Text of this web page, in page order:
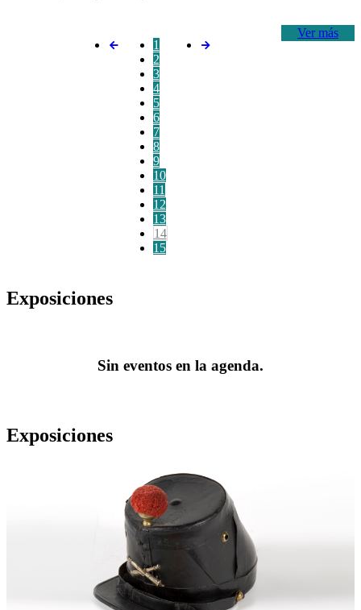
Ver más
1
2
3
4
5
6
7
8
9
10
11
12
13
14
15
Exposiciones
Sin eventos en la agenda.
Exposiciones